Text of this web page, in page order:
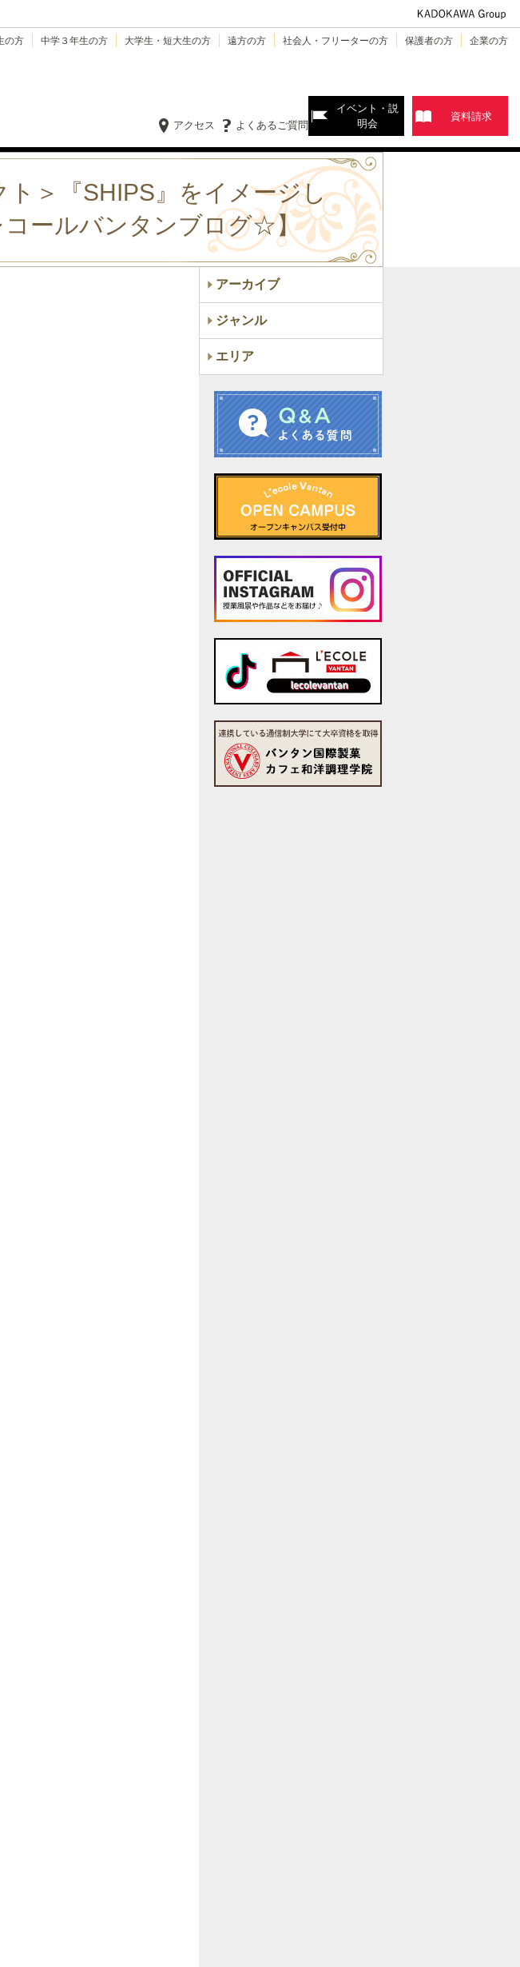
の方 中学３年生の方 大学生・短大生の方 遠方の方 社会人・フリーターの方 保護者の方 企業の方
よくあるご質問
アクセス
イベント・説
明会
資料請求
＞『SHIPS』をイメージし
コールバンタンブログ☆】
アーカイブ
ジャンル
エリア